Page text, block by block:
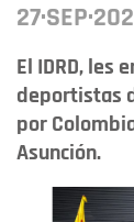
El IDRD, les
deportistas
por
Asunción.